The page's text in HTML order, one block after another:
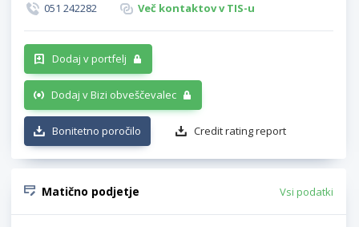
051 242282
Več kontaktov v TIS-u
Dodaj v portfelj
Dodaj v Bizi obveščevalec
Bonitetno poročilo Credit rating report
Matično podjetje Vsi podatki